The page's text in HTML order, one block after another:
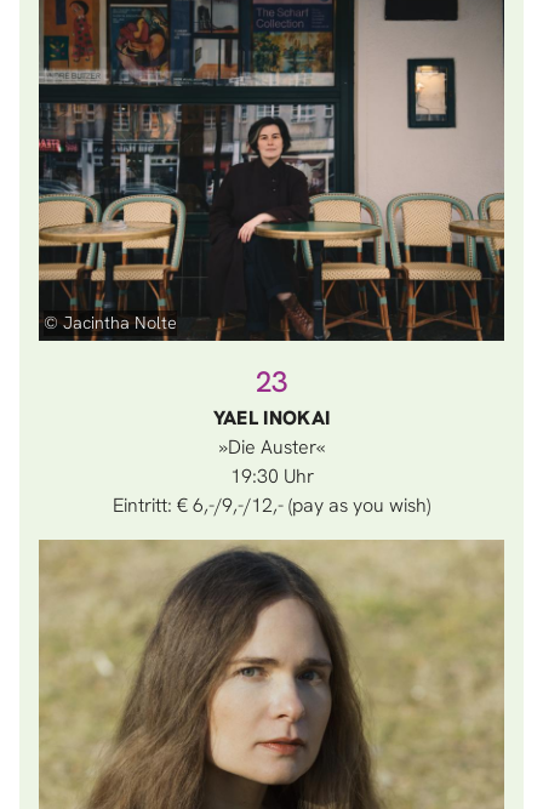
© Jacintha Nolte
23
YAEL INOKAI
»Die Auster«
19:30
Eintritt: € 6,-/9,-/12,- (pay as you wish)